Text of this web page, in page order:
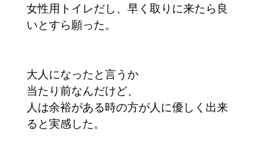
女性用トイレだし、早く取りに来たら良
いとすら願った。
大人になったと言うか
当たり前なんだけど、
人は余裕がある時の方が人に優しく出来
ると実感した。